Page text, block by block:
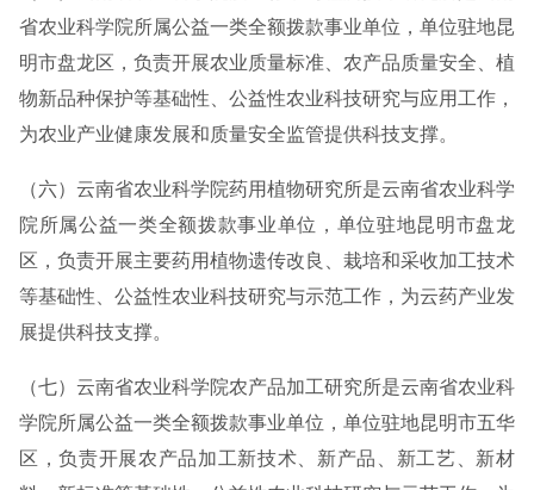
省农业科学院所属公益一类全额拨款事业单位，单位驻地昆
明市盘龙区，负责开展农业质量标准、农产品质量安全、植
物新品种保护等基础性、公益性农业科技研究与应用工作，
为农业产业健康发展和质量安全监管提供科技支撑。
（六）云南省农业科学院药用植物研究所是云南省农业科学
院所属公益一类全额拨款事业单位，单位驻地昆明市盘龙
区，负责开展主要药用植物遗传改良、栽培和采收加工技术
等基础性、公益性农业科技研究与示范工作，为云药产业发
展提供科技支撑。
（七）云南省农业科学院农产品加工研究所是云南省农业科
学院所属公益一类全额拨款事业单位，单位驻地昆明市五华
区，负责开展农产品加工新技术、新产品、新工艺、新材